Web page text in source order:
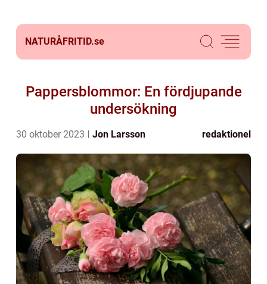
NATURÅFRITID.se
Pappersblommor: En fördjupande
undersökning
30 oktober 2023 Jon Larsson redaktionel